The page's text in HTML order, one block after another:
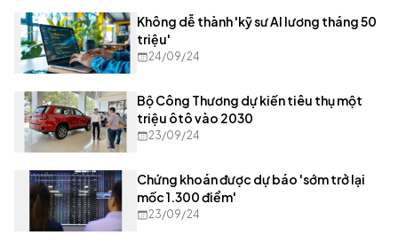
Không dễ thành 'kỹ sư AI lương tháng 50
triệu'
24/09/24
Bộ Công Thương dự kiến tiêu thụ một
triệu ôtô vào 2030
23/09/24
Chứng khoán được dự báo 'sớm trở lại
mốc 1.300 điểm'
23/09/24